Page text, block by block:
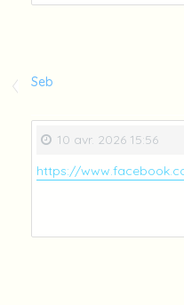
Seb
10 avr. 2026 15:56
https://